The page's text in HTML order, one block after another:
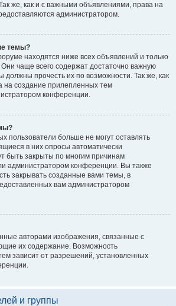
же, как и с важными объявлениями, права на
администратором.
темы?
находятся ниже всех объявлений и только
чаще всего содержат достаточно важную
прочесть их по возможности. Так же, как
на создание прилепленных тем
конференции.
пользователи больше не могут оставлять
в них опросы автоматически
быть закрыты по многим причинам
администратором конференции. Вы также
закрывать созданные вами темы, в
вам администратором
авторами изображения, связанные с
их содержание. Возможность
зависит от разрешений, установленных
и группы